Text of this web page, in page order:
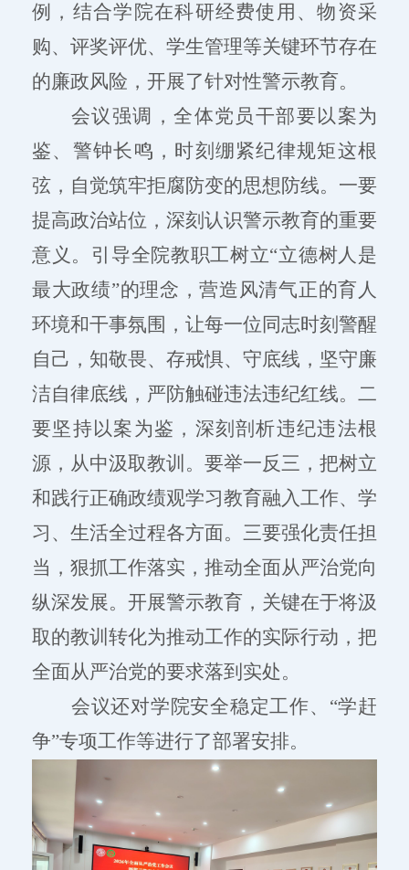
例，结合学院在科研经费使用、物资采
购、评奖评优、学生管理等关键环节存在
的廉政风险，开展了针对性警示教育。
会议强调，全体党员干部要以案为
鉴、警钟长鸣，时刻绷紧纪律规矩这根
弦，自觉筑牢拒腐防变的思想防线。一要
提高政治站位，深刻认识警示教育的重要
意义。引导全院教职工树立“立德树人是
最大政绩”的理念，营造风清气正的育人
环境和干事氛围，让每一位同志时刻警醒
自己，知敬畏、存戒惧、守底线，坚守廉
洁自律底线，严防触碰违法违纪红线。二
要坚持以案为鉴，深刻剖析违纪违法根
源，从中汲取教训。要举一反三，把树立
和践行正确政绩观学习教育融入工作、学
习、生活全过程各方面。三要强化责任担
当，狠抓工作落实，推动全面从严治党向
纵深发展。开展警示教育，关键在于将汲
取的教训转化为推动工作的实际行动，把
全面从严治党的要求落到实处。
会议还对学院安全稳定工作、 “学赶
争”专项工作等进行了部署安排。